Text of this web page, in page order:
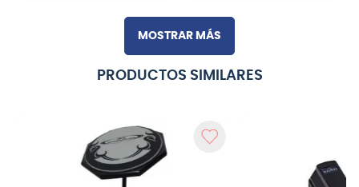
MOSTRAR MÁS
PRODUCTOS SIMILARES